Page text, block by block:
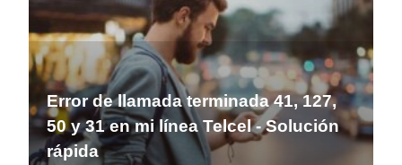
Error de llamada terminada 41, 127,
50 y 31 en mi línea Telcel - Solución
rápida